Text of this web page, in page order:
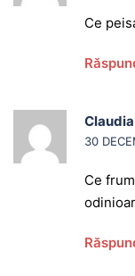
Ce
30
Ce